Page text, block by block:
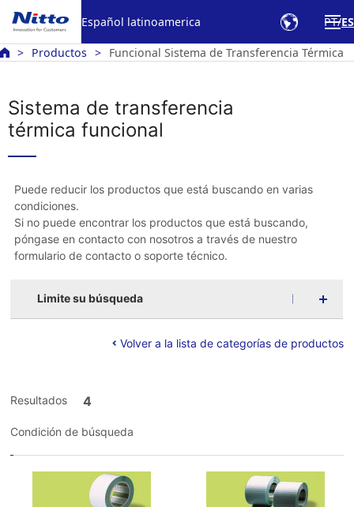
Español latinoamerica PT ES
Productos Funcional Sistema de Transferencia Térmica
Sistema de transferencia
térmica funcional
Puede reducir los productos que está buscando en varias
condiciones.
Si no puede encontrar los productos que está buscando,
póngase en contacto con nosotros a través de nuestro
formulario de contacto o soporte técnico.
Limite su búsqueda
Volver a la lista de categorías de productos
Resultados 4
Condición de búsqueda